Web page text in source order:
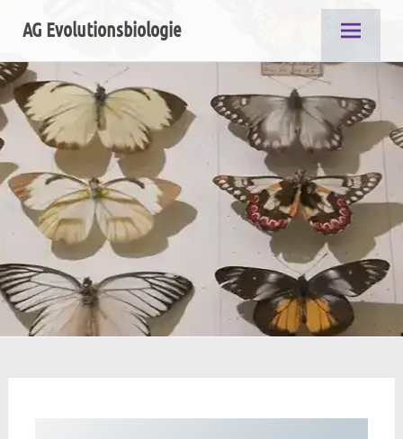
InhaltAG Evolutionsbiologie